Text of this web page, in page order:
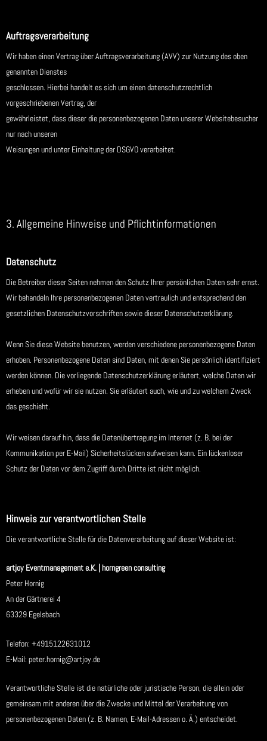
Auftragsverarbeitung
Wir haben einen Vertrag über Auftragsverarbeitung (AVV) zur Nutzung des oben
genannten Dienstes
geschlossen. Hierbei handelt es sich um einen datenschutzrechtlich
vorgeschriebenen Vertrag, der
gewährleistet, dass dieser die personenbezogenen Daten unserer Websitebesucher
nur nach unseren
Weisungen und unter Einhaltung der DSGVO verarbeitet.
3. Allgemeine Hinweise und Pflichtinformationen
Datenschutz
Die Betreiber dieser Seiten nehmen den Schutz Ihrer persönlichen Daten sehr ernst.
Wir behandeln Ihre personenbezogenen Daten vertraulich und entsprechend den
gesetzlichen Datenschutzvorschriften sowie dieser Datenschutzerklärung.
Wenn Sie diese Website benutzen, werden verschiedene personenbezogene Daten
erhoben. Personenbezogene Daten sind Daten, mit denen Sie persönlich identifiziert
werden können. Die vorliegende Datenschutzerklärung erläutert, welche Daten wir
erheben und wofür wir sie nutzen. Sie erläutert auch, wie und zu welchem Zweck
das geschieht.
Wir weisen darauf hin, dass die Datenübertragung im Internet (z. B. bei der
Kommunikation per E-Mail) Sicherheitslücken aufweisen kann. Ein lückenloser
Schutz der Daten vor dem Zugriff durch Dritte ist nicht möglich.
Hinweis zur verantwortlichen Stelle
Die verantwortliche Stelle für die Datenverarbeitung auf dieser Website ist:
artjoy Eventmanagement e.K. | horngreen consulting
Peter Hornig
An der Gärtnerei 4
63329 Egelsbach
Telefon: +4915122631012
E-Mail: peter.hornig@artjoy.de
Verantwortliche Stelle ist die natürliche oder juristische Person, die allein oder
gemeinsam mit anderen über die Zwecke und Mittel der Verarbeitung von
personenbezogenen Daten (z. B. Namen, E-Mail-Adressen o. Ä.) entscheidet.